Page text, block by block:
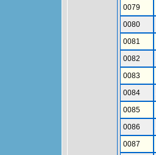
0079
0080
0081
0082
0083
0084
0085
0086
0087